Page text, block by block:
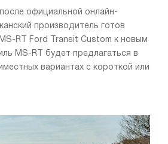
официальной онлайн-
производитель готов
RT Ford Transit Custom к новым
MS-RT будет предлагаться в
вариантах с короткой или